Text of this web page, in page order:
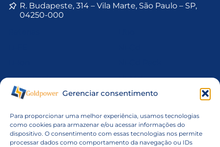
Gerenciar consentimento
Para proporcionar uma melhor experiência, usamos tecnologias
como cookies para armazenar e/ou acessar informações do
dispositivo. O consentimento com essas tecnologias nos permite
processar dados como comportamento da navegação ou IDs
R. Budapeste, 314 – Vila Marte, São Paulo – SP,
04250-000
Li-Ion Pack
Li-MnO2
Li-Po Pack
Li-SOCl2
Ni-MH
Ni-Mh Pack
Pack de Baterias
VRLA